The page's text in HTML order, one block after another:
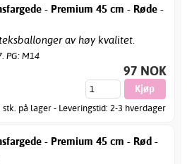
- Premium 45 cm - Røde -
av høy kvalitet.
PG: M14
97 NOK
stk. på lager - Leveringstid: 2-3 hverdager
- Premium 45 cm - Rød -